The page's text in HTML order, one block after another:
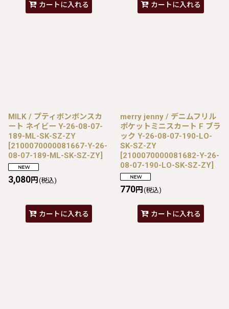
カートに入れる カートに入れる
MILK / プティボンボンスカ
ート ネイビー Y-26-08-07-
189-ML-SK-SZ-ZY
[2100070000081667-Y-26-
08-07-189-ML-SK-SZ-ZY]
3,080円 (税込)
カートに入れる
merry jenny / デニムフリル
ポケットミニスカート F ブラ
ック Y-26-08-07-190-LO-
SK-SZ-ZY
[2100070000081682-Y-26-
08-07-190-LO-SK-SZ-ZY]
770円 (税込)
カートに入れる